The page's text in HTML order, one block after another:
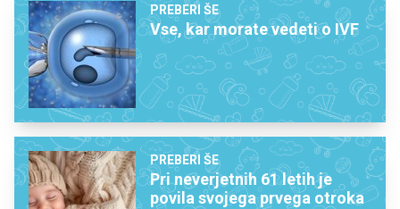
PREBERI ŠE
Vse, kar morate vedeti o IVF
PREBERI ŠE
Pri neverjetnih 61 letih je
povila svojega prvega otroka